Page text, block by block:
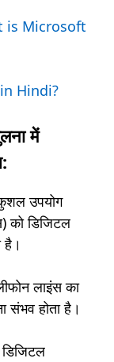
is Microsoft
Hindi?
में
उपयोग
को डिजिटल
लाइंस का
संभव होता है।